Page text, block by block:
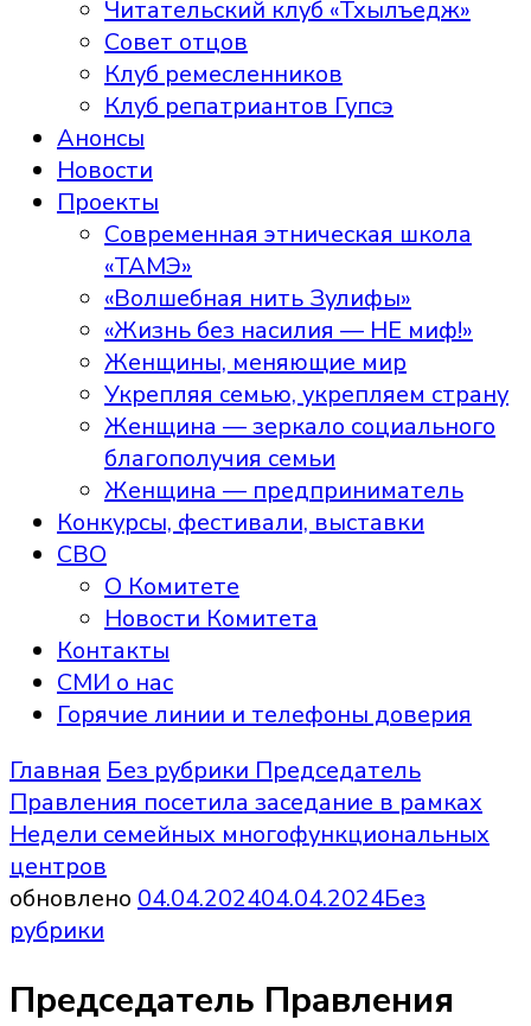
Читательский клуб «Тхылъедж»
Совет отцов
Клуб ремесленников
Клуб репатриантов Гупсэ
Анонсы
Новости
Проекты
Современная этническая школа
«ТАМЭ»
«Волшебная нить Зулифы»
«Жизнь без насилия — НЕ миф!»
Женщины, меняющие мир
Укрепляя семью, укрепляем страну
Женщина — зеркало социального
благополучия семьи
Женщина — предприниматель
Конкурсы, фестивали, выставки
СВО
О Комитете
Новости Комитета
Контакты
СМИ о нас
Горячие линии и телефоны доверия
Главная Без рубрики Председатель
Правления посетила заседание в рамках
Недели семейных многофункциональных
центров
обновлено 04.04.202404.04.2024Без
рубрики
Председатель Правления